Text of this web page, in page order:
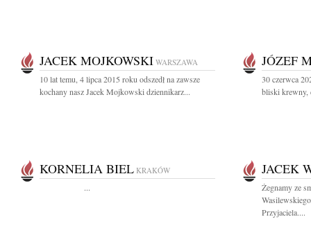
JACEK MOJKOWSKI WARSZAWA
10 lat temu, 4 lipca 2015 roku odszedł na zawsze
kochany nasz Jacek Mojkowski dziennikarz...
JÓZEF
30 czerwca
bliski krewny,
KORNELIA BIEL KRAKÓW
...
JACEK
Żegnamy ze
Przyjaciela....